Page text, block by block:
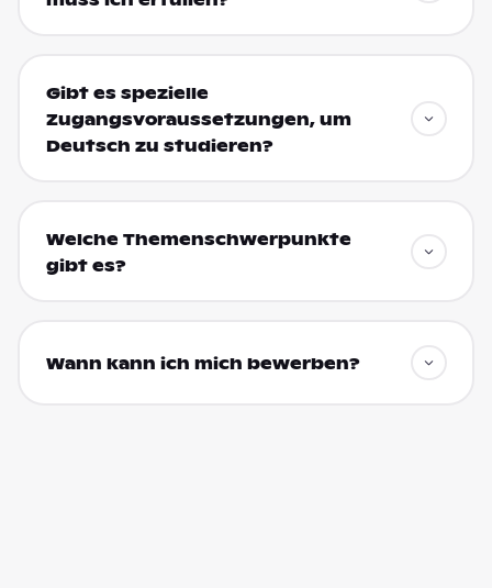
Gibt es spezielle
Zugangsvoraussetzungen, um
Deutsch zu studieren?
Welche Themenschwerpunkte
gibt es?
Wann kann ich mich bewerben?